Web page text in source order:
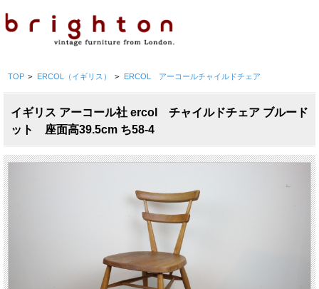
TOP > ERCOL（イギリス） > ERCOL アーコールチャイルドチェア
イギリス アーコール社 ercol チャイルドチェア ブルード
ット 座面高39.5cm ち58-4